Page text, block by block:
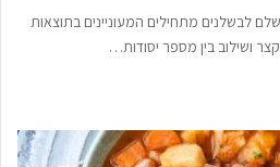
לבשלנים מתחילים המעוניינים בתוצאות
ושילוב בין מספר יסודות…